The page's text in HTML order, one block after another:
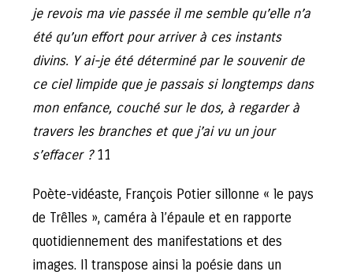
je revois ma vie passée il me semble qu’elle n’a
été qu’un effort pour arriver à ces instants
divins. Y ai-je été déterminé par le souvenir de
ce ciel limpide que je passais si longtemps dans
mon enfance, couché sur le dos, à regarder à
travers les branches et que j’ai vu un jour
s’effacer ?11
Poète-vidéaste, François Potier sillonne « le pays
de Trêlles », caméra à l’épaule et en rapporte
quotidiennement des manifestations et des
images. Il transpose ainsi la poésie dans un